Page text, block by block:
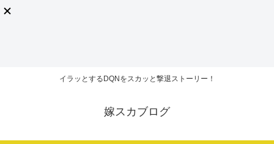
イラッとするDQNをスカッと撃退ストーリー！
嫁スカブログ